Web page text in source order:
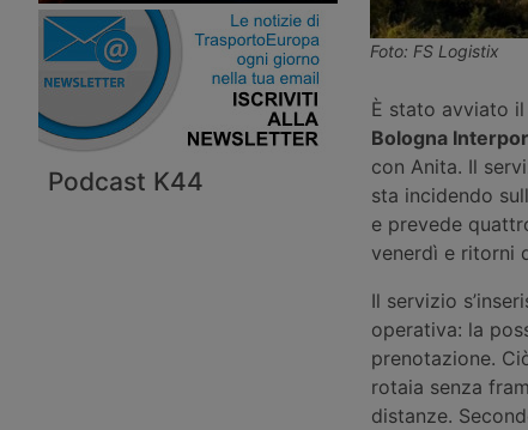
Podcast K44
Foto: FS Logistix
È stato avviato
Bologna
con Anita. Il
sta incidendo
e prevede
venerdì e ritorni
Il servizio
operativa: la
prenotazione.
rotaia senza
distanze.